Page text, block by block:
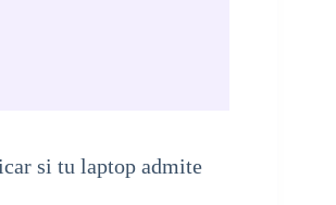
si tu laptop admite